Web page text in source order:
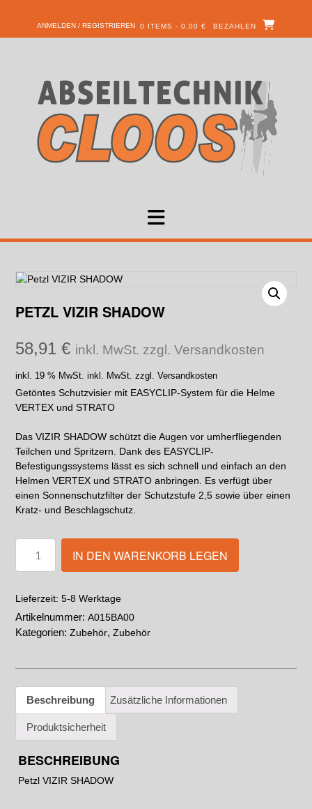
ANMELDEN / REGISTRIEREN 0 ITEMS - 0,00 € BEZAHLEN
PETZL VIZIR SHADOW
58,91 € inkl. MwSt. zzgl. Versandkosten
inkl. 19 % MwSt. inkl. MwSt. zzgl. Versandkosten
Getöntes Schutzvisier mit EASYCLIP-System für die Helme
VERTEX und STRATO
Das VIZIR SHADOW schützt die Augen vor umherfliegenden
Teilchen und Spritzern. Dank des EASYCLIP-
Befestigungssystems lässt es sich schnell und einfach an den
Helmen VERTEX und STRATO anbringen. Es verfügt über
einen Sonnenschutzfilter der Schutzstufe 2,5 sowie über einen
Kratz- und Beschlagschutz.
IN DEN WARENKORB LEGEN
Lieferzeit: 5-8 Werktage
Artikelnummer: A015BA00
Kategorien: Zubehör, Zubehör
Beschreibung Zusätzliche Informationen
Produktsicherheit
BESCHREIBUNG
Petzl VIZIR SHADOW